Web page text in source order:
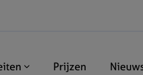
Prijzen